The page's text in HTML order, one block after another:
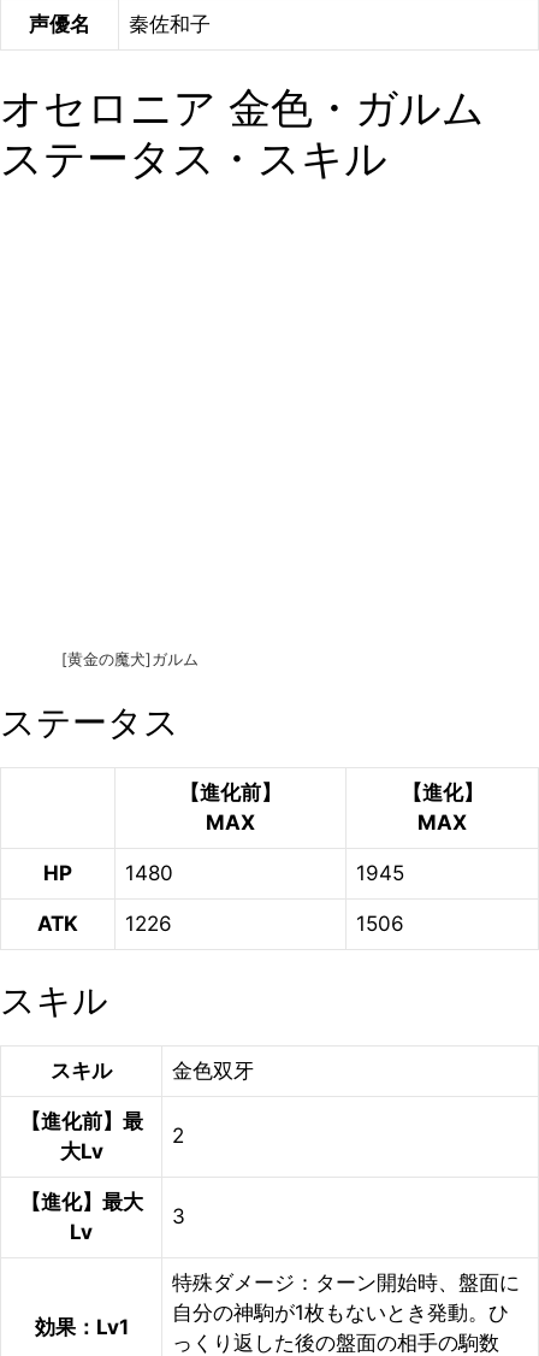
声優名 秦佐和子
オセロニア 金色・ガルム
ステータス・スキル
[黄金の魔犬]ガルム
ステータス
【進化前】
MAX
【進化】
MAX
HP 1480 1945
ATK 1226 1506
スキル
スキル 金色双牙
【進化前】最
大Lv
2
【進化】最大
Lv
3
効果：Lv1
特殊ダメージ：ターン開始時、盤面に
自分の神駒が1枚もないとき発動。ひ
っくり返した後の盤面の相手の駒数